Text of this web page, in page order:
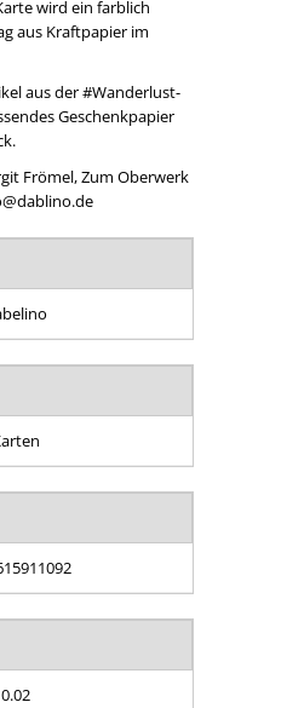
wird ein farblich
aus Kraftpapier im
aus der #Wanderlust-
Geschenkpapier
Frömel, Zum Oberwerk
0.02